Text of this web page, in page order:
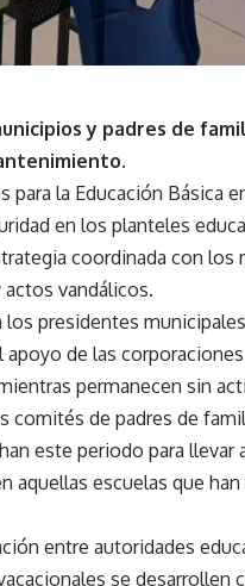
y padres de
para la Educación Básica
en los planteles
coordinada con
vandálicos.
presidentes
de las
permanecen sin
comités de padres de
este periodo para
aquellas escuelas que
entre autoridades
se desarrollen